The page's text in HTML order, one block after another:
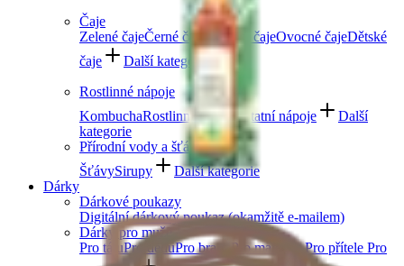
Čaje
Zelené čajeČerné čaje Bylinné čajeOvocné čajeDětské
čaje
Další kategorie
Rostlinné nápoje
KombuchaRostlinná mléka Ostatní nápoje
Další
kategorie
Přírodní vody a šťávy
ŠťávySirupy
Další kategorie
Dárky
Dárkové poukazy
Digitální dárkový poukaz (okamžitě e-mailem)
Dárky pro muže
Pro tátuPro děduPro bratra Pro manželaPro přítele Pro